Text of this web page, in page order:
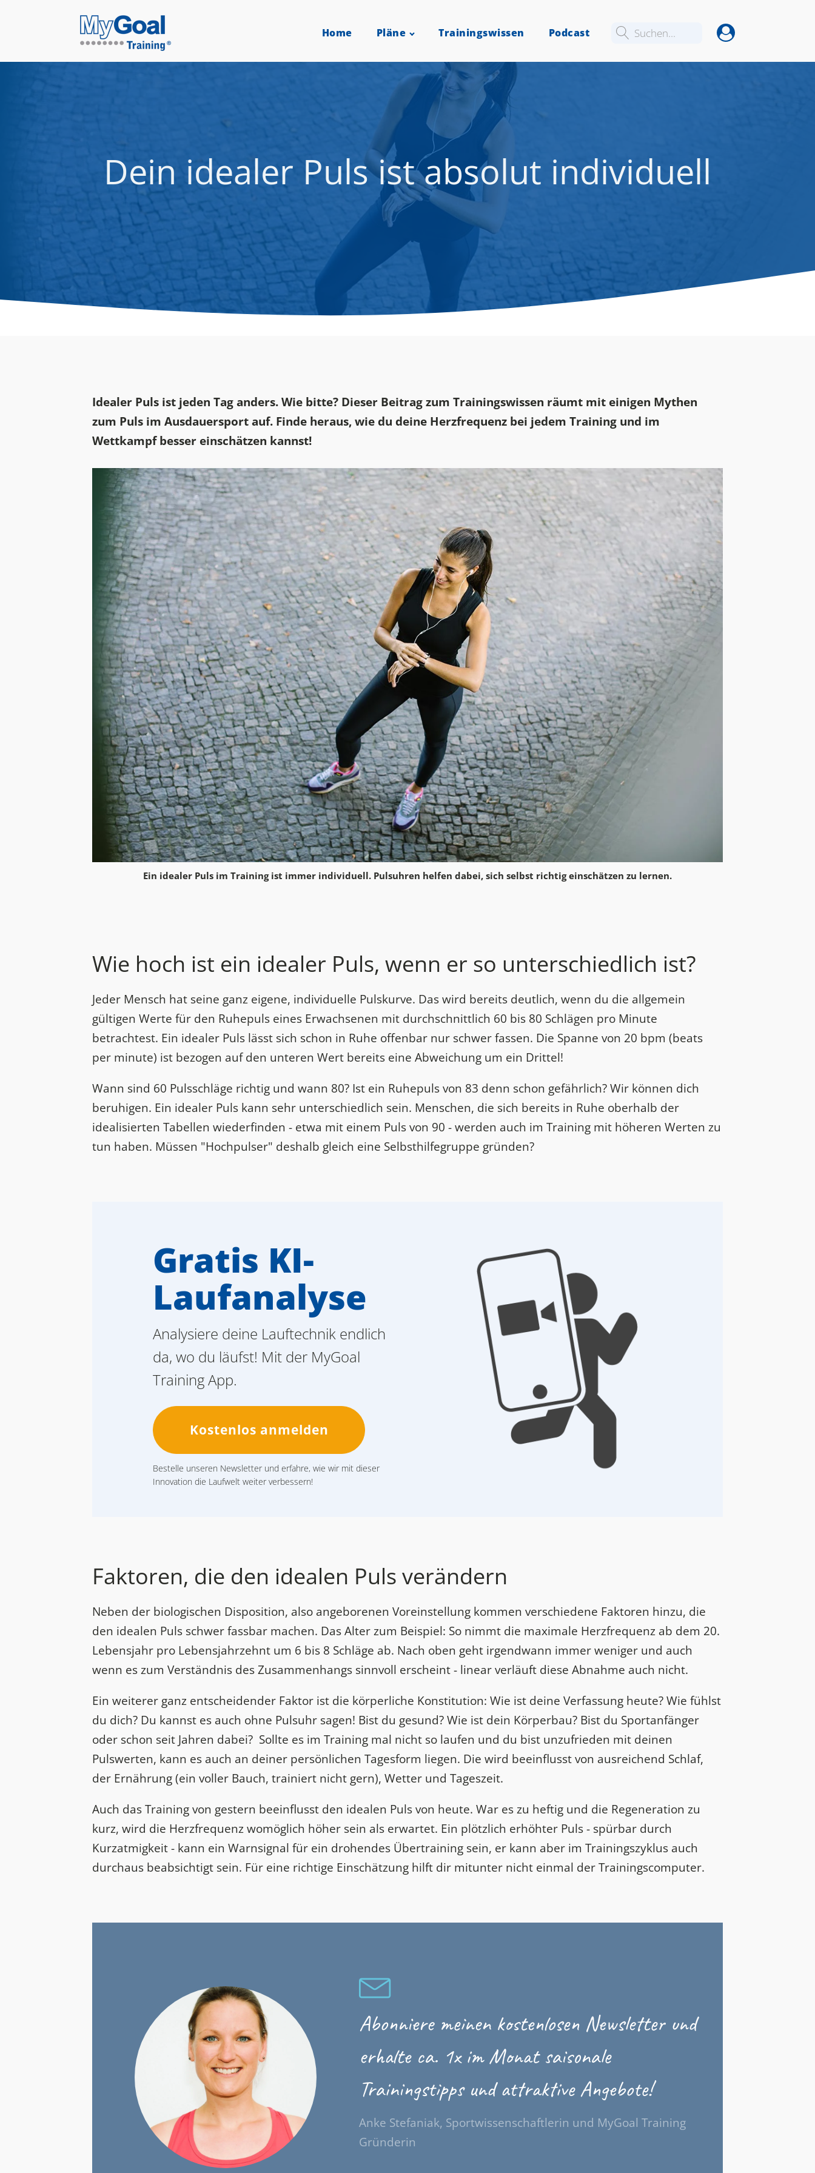
Home Pläne Trainingswissen Podcast Suchen...
Dein idealer Puls ist absolut individuell
Idealer Puls ist jeden Tag anders. Wie bitte? Dieser Beitrag zum Trainingswissen räumt mit einigen Mythen
zum Puls im Ausdauersport auf. Finde heraus, wie du deine Herzfrequenz bei jedem Training und im
Wettkampf besser einschätzen kannst!
Ein idealer Puls im Training ist immer individuell. Pulsuhren helfen dabei, sich selbst richtig einschätzen zu lernen.
Wie hoch ist ein idealer Puls, wenn er so unterschiedlich ist?
Jeder Mensch hat seine ganz eigene, individuelle Pulskurve. Das wird bereits deutlich, wenn du die allgemein
gültigen Werte für den Ruhepuls eines Erwachsenen mit durchschnittlich 60 bis 80 Schlägen pro Minute
betrachtest. Ein idealer Puls lässt sich schon in Ruhe offenbar nur schwer fassen. Die Spanne von 20 bpm (beats
per minute) ist bezogen auf den unteren Wert bereits eine Abweichung um ein Drittel!
Wann sind 60 Pulsschläge richtig und wann 80? Ist ein Ruhepuls von 83 denn schon gefährlich? Wir können dich
beruhigen. Ein idealer Puls kann sehr unterschiedlich sein. Menschen, die sich bereits in Ruhe oberhalb der
idealisierten Tabellen wiederfinden - etwa mit einem Puls von 90 - werden auch im Training mit höheren Werten zu
tun haben. Müssen "Hochpulser" deshalb gleich eine Selbsthilfegruppe gründen?
Gratis KI-
Laufanalyse
Analysiere deine Lauftechnik endlich
da, wo du läufst! Mit der MyGoal
Training App.
Kostenlos anmelden
Bestelle unseren Newsletter und erfahre, wie wir mit dieser
Innovation die Laufwelt weiter verbessern!
Faktoren, die den idealen Puls verändern
Neben der biologischen Disposition, also angeborenen Voreinstellung kommen verschiedene Faktoren hinzu, die
den idealen Puls schwer fassbar machen. Das Alter zum Beispiel: So nimmt die maximale Herzfrequenz ab dem 20.
Lebensjahr pro Lebensjahrzehnt um 6 bis 8 Schläge ab. Nach oben geht irgendwann immer weniger und auch
wenn es zum Verständnis des Zusammenhangs sinnvoll erscheint - linear verläuft diese Abnahme auch nicht.
Ein weiterer ganz entscheidender Faktor ist die körperliche Konstitution: Wie ist deine Verfassung heute? Wie fühlst
du dich? Du kannst es auch ohne Pulsuhr sagen! Bist du gesund? Wie ist dein Körperbau? Bist du Sportanfänger
oder schon seit Jahren dabei? Sollte es im Training mal nicht so laufen und du bist unzufrieden mit deinen
Pulswerten, kann es auch an deiner persönlichen Tagesform liegen. Die wird beeinflusst von ausreichend Schlaf,
der Ernährung (ein voller Bauch, trainiert nicht gern), Wetter und Tageszeit.
Auch das Training von gestern beeinflusst den idealen Puls von heute. War es zu heftig und die Regeneration zu
kurz, wird die Herzfrequenz womöglich höher sein als erwartet. Ein plötzlich erhöhter Puls - spürbar durch
Kurzatmigkeit - kann ein Warnsignal für ein drohendes Übertraining sein, er kann aber im Trainingszyklus auch
durchaus beabsichtigt sein. Für eine richtige Einschätzung hilft dir mitunter nicht einmal der Trainingscomputer.
Abonniere meinen kostenlosen Newsletter und
erhalte ca. 1x im Monat saisonale
Trainingstipps und attraktive Angebote!
Anke Stefaniak, Sportwissenschaftlerin und MyGoal Training
Gründerin